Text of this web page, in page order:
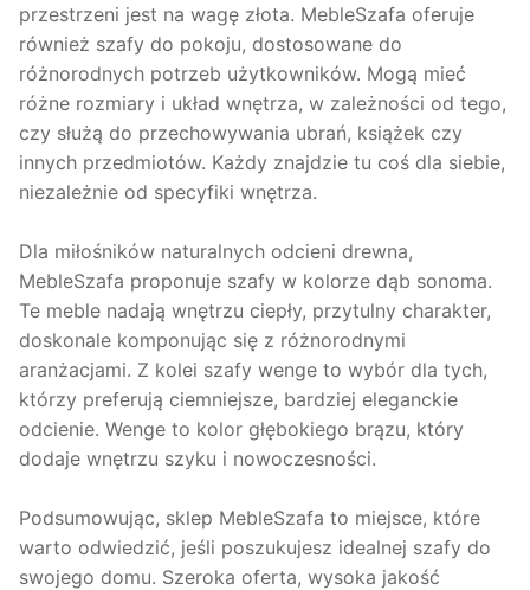
przestrzeni jest na wagę złota. MebleSzafa oferuje
również szafy do pokoju, dostosowane do
różnorodnych potrzeb użytkowników. Mogą mieć
różne rozmiary i układ wnętrza, w zależności od tego,
czy służą do przechowywania ubrań, książek czy
innych przedmiotów. Każdy znajdzie tu coś dla siebie,
niezależnie od specyfiki wnętrza.
Dla miłośników naturalnych odcieni drewna,
MebleSzafa proponuje szafy w kolorze dąb sonoma.
Te meble nadają wnętrzu ciepły, przytulny charakter,
doskonale komponując się z różnorodnymi
aranżacjami. Z kolei szafy wenge to wybór dla tych,
którzy preferują ciemniejsze, bardziej eleganckie
odcienie. Wenge to kolor głębokiego brązu, który
dodaje wnętrzu szyku i nowoczesności.
Podsumowując, sklep MebleSzafa to miejsce, które
warto odwiedzić, jeśli poszukujesz idealnej szafy do
swojego domu. Szeroka oferta, wysoka jakość